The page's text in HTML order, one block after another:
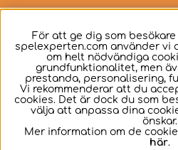
Svenska
För att ge dig som
spelexperten.com använder vi
om helt nödvändiga
grundfunktionalitet, men
prestanda, personalisering,
Vi rekommenderar att du
cookies. Det är dock du som
välja att anpassa dina
önskar.
Mer information om de
här.